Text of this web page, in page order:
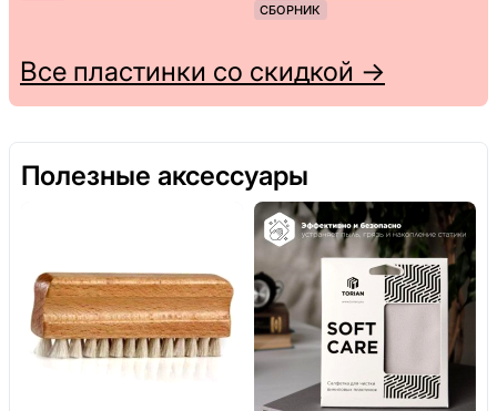
СБОРНИК
Все пластинки со скидкой →
Полезные аксессуары